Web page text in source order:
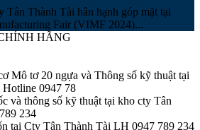
Tân Thành Tài hân hạnh góp mặt tại
Fair (VIMF 2024)...
HÃNG